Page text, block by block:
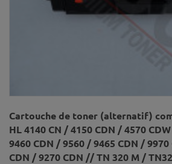
Cartouche de toner (alternatif)
HL 4140 CN / 4150 CDN / 4570
9460 CDN / 9560 / 9465 CDN / 9970
CDN / 9270 CDN // TN 320 M /